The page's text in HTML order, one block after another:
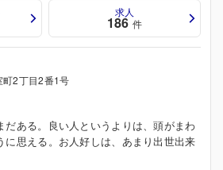
求人
186 件
町2丁目2番1号
だある。良い人というよりは、頭がまわ
に思える。お人好しは、あまり出世出来